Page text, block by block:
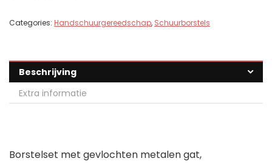
Categories: Handschuurgereedschap, Schuurborstels
Beschrijving
Extra informatie
Borstelset met gevlochten metalen gat,